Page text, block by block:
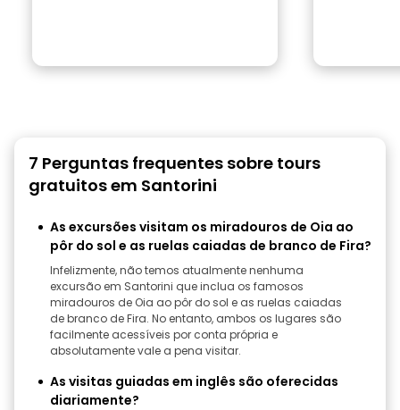
7 Perguntas frequentes sobre tours
gratuitos em Santorini
As excursões visitam os miradouros de Oia ao
pôr do sol e as ruelas caiadas de branco de Fira?
Infelizmente, não temos atualmente nenhuma
excursão em Santorini que inclua os famosos
miradouros de Oia ao pôr do sol e as ruelas caiadas
de branco de Fira. No entanto, ambos os lugares são
facilmente acessíveis por conta própria e
absolutamente vale a pena visitar.
As visitas guiadas em inglês são oferecidas
diariamente?